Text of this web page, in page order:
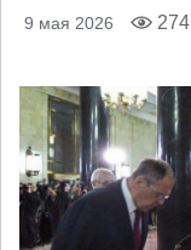
9 мая 2026 274